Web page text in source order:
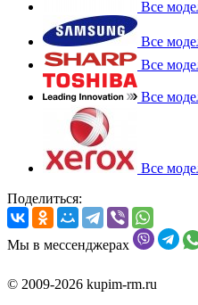
Все
Все
Все
Все
Все
Поделиться:
Мы в мессенджерах
© 2009-2026 kupim-rm.ru